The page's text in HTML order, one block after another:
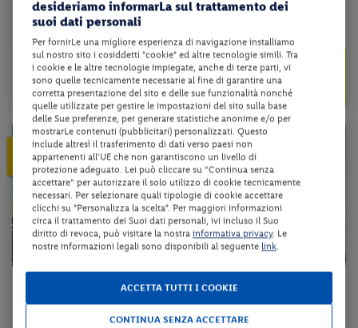
programma...
Check-in
dal 05/11/26
al 29/04/27
da 1529 €
1377 €
a persona per 7 notti
PRENOTA PRIMA
ENTRO IL 31/08/2026 10%
Egitto - Luxor - Aswan - Cairo
desideriamo informarLa sul trattamento dei
suoi dati personali
Per fornirLe una migliore esperienza di navigazione installiamo
sul nostro sito i cosiddetti "cookie" ed altre tecnologie simili. Tra
i cookie e le altre tecnologie impiegate, anche di terze parti, vi
sono quelle tecnicamente necessarie al fine di garantire una
corretta presentazione del sito e delle sue funzionalità nonché
quelle utilizzate per gestire le impostazioni del sito sulla base
delle Sue preferenze, per generare statistiche anonime e/o per
mostrarLe contenuti (pubblicitari) personalizzati. Questo
include altresì il trasferimento di dati verso paesi non
appartenenti all'UE che non garantiscono un livello di
protezione adeguato. Lei può cliccare su “Continua senza
accettare” per autorizzare il solo utilizzo di cookie tecnicamente
necessari. Per selezionare quali tipologie di cookie accettare
clicchi su "Personalizza la scelta". Per maggiori informazioni
circa il trattamento dei Suoi dati personali, ivi incluso il Suo
diritto di revoca, può visitare la nostra informativa privacy. Le
nostre informazioni legali sono disponibili al seguente link.
ACCETTA TUTTI I COOKIE
CONTINUA SENZA ACCETTARE